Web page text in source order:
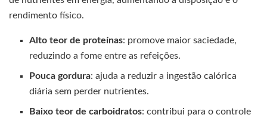
rendimento físico.
Alto teor de proteínas: promove maior saciedade,
reduzindo a fome entre as refeições.
Pouca gordura: ajuda a reduzir a ingestão calórica
diária sem perder nutrientes.
Baixo teor de carboidratos: contribui para o controle